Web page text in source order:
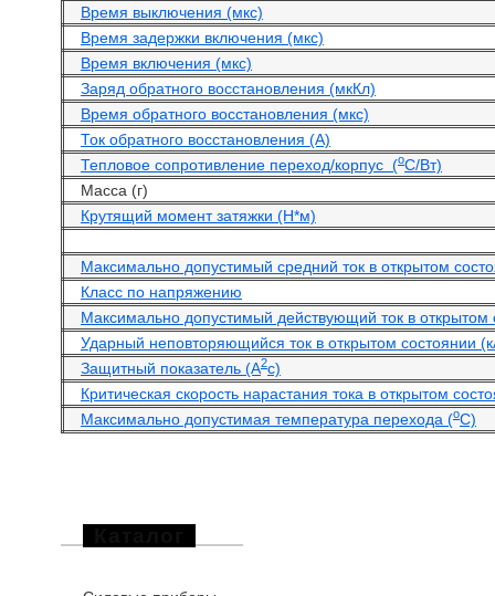
Время выключения (мкс)
Время задержки включения (мкс)
Время включения (мкс)
Заряд обратного восстановления (мкКл)
Время обратного восстановления (мкс)
Ток обратного восстановления (А)
Тепловое сопротивление переход/корпус (oС/Вт)
Масса (г)
Крутящий момент затяжки (Н*м)
Максимально допустимый средний ток в открытом
Класс по напряжению
Максимально допустимый действующий ток в открытом
Ударный неповторяющийся ток в открытом состоянии
Защитный показатель (А2с)
Критическая скорость нарастания тока в открытом
Максимально допустимая температура перехода (oС)